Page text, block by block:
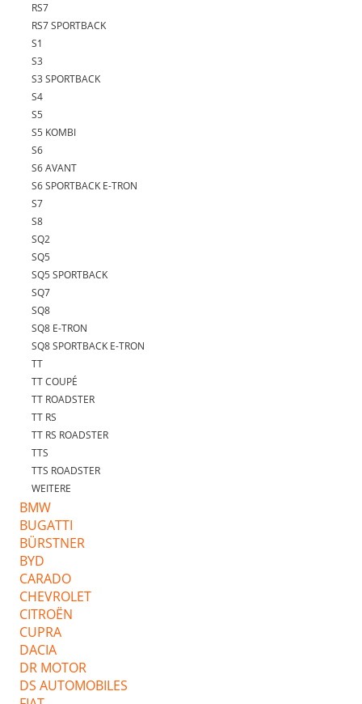
RS7
RS7 SPORTBACK
S1
S3
S3 SPORTBACK
S4
S5
S5 KOMBI
S6
S6 AVANT
S6 SPORTBACK E-TRON
S7
S8
SQ2
SQ5
SQ5 SPORTBACK
SQ7
SQ8
SQ8 E-TRON
SQ8 SPORTBACK E-TRON
TT
TT COUPÉ
TT ROADSTER
TT RS
TT RS ROADSTER
TTS
TTS ROADSTER
WEITERE
BMW
BUGATTI
BÜRSTNER
BYD
CARADO
CHEVROLET
CITROËN
CUPRA
DACIA
DR MOTOR
DS AUTOMOBILES